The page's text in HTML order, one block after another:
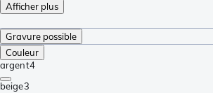
Afficher plus
Gravure possible
Couleur
argent4
beige3